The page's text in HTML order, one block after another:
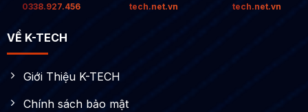
0338.927.456
tech.net.vn
tech.net.vn
VỀ K-TECH
Giới Thiệu K-TECH
Chính sách bảo mật